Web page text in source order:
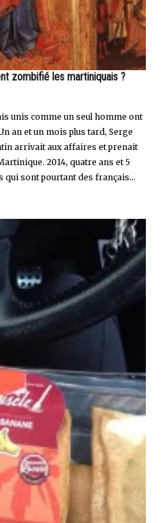
zombifié les martiniquais ?
unis comme un seul homme ont
an et un mois plus tard, Serge
arrivait aux affaires et prenait
2014, quatre ans et 5
qui sont pourtant des français...